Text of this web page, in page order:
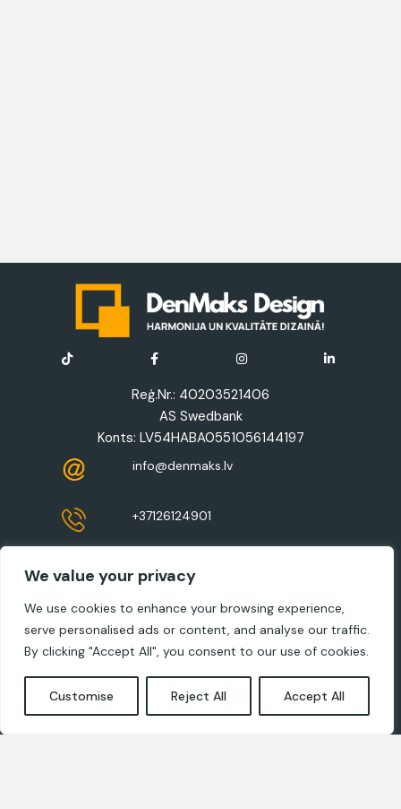
We value your privacy
We use cookies to enhance your browsing experience,
serve personalised ads or content, and analyse our traffic.
By clicking "Accept All", you consent to our use of cookies.
Customise Reject All Accept All
Reģ.Nr.: 40203521406
AS Swedbank
Konts: LV54HABA0551056144197
info@denmaks.lv
+37126124901
Jur.adrese: Zaļā iela 8-41, Ropaži, LV-2135
Dizaineriem
Sazinies ar mums